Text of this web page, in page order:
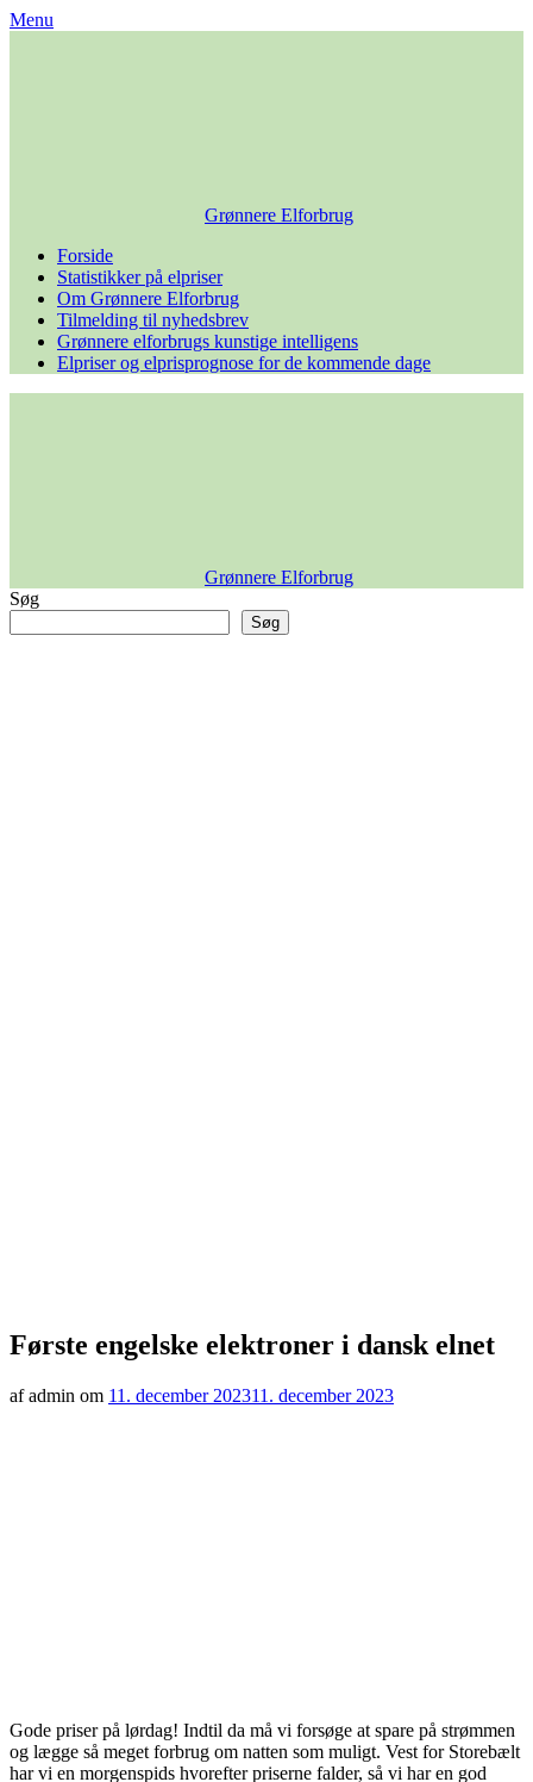
Skip
Menu
Grønnere Elforbrug
Forside
Statistikker på elpriser
Om Grønnere Elforbrug
Tilmelding til nyhedsbrev
Grønnere elforbrugs kunstige intelligens
Elpriser og elprisprognose for de kommende dage
Grønnere Elforbrug
Søg
Søg
Første engelske elektroner i dansk elnet
af admin om 11. december 202311. december 2023
Gode priser på lørdag! Indtil da må vi forsøge at spare på strømmen
og lægge så meget forbrug om natten som muligt. Vest for Storebælt
har vi en morgenspids hvorefter priserne falder, så vi har en god